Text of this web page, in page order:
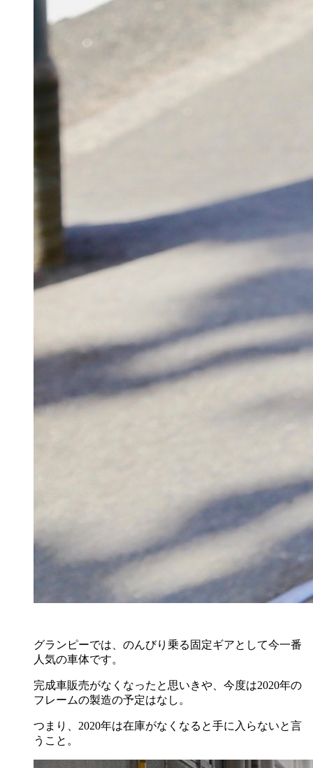
グランピーでは、のんびり乗る固定ギアとして今一番
人気の車体です。
完成車販売がなくなったと思いきや、今度は2020年の
フレームの製造の予定はなし。
つまり、2020年は在庫がなくなると手に入らないと言
うこと。